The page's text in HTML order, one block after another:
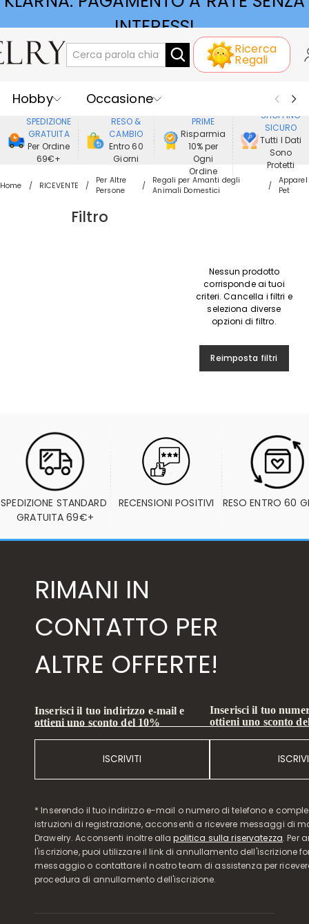
INTERESSI
Ricerca
Regali
Hobby
Occasione
Ricevente
Best Seller
Nuovi
Gioielli
Casa&Vita
SPEDIZIONE
GRATUITA
Per Ordine
69€+
RESO &
CAMBIO
Entro 60
Giorni
PRIME
Risparmia
10% per
Ogni
Ordine
SHOPPING
SICURO
Tutti I Dati
Sono
Protetti
Home RICEVENTE
Per Altre
Persone
Regali per Amanti degli
Animali Domestici
Apparel
Pet
Filtro
Nessun prodotto
corrisponde ai tuoi
criteri. Cancella i filtri e
seleziona diverse
opzioni di filtro.
Reimposta filtri
SPEDIZIONE STANDARD
GRATUITA 69€+
RECENSIONI POSITIVI RESO ENTRO 60
RIMANI IN
CONTATTO PER
ALTRE OFFERTE!
Inserisci il tuo indirizzo e-mail e
ottieni uno sconto del 10%
ISCRIVITI
Inserisci il tuo
ottieni uno sconto
* Inserendo il tuo indirizzo e-mail o numero di telefono e
istruzioni di registrazione, acconsenti a ricevere messaggi di
Drawelry. Acconsenti inoltre allapolitica sulla riservatezza. Per
l'iscrizione, puoi utilizzare il link di annullamento dell'iscrizione
messaggio o contattare il nostro team di assistenza per
procedura di annullamento dell'iscrizione.